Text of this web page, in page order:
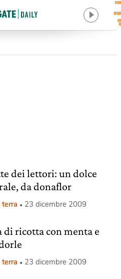
dei lettori: un dolce
da donaflor
23 dicembre 2009
di ricotta con menta e
23 dicembre 2009